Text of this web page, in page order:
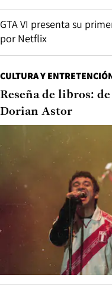
GTA VI presenta su
por Netflix
CULTURA Y
Reseña de libros:
Dorian Astor